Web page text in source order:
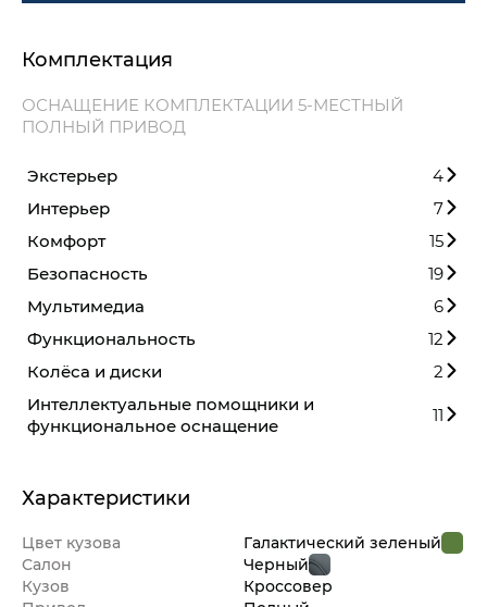
Комплектация
ОСНАЩЕНИЕ КОМПЛЕКТАЦИИ 5-МЕСТНЫЙ
ПОЛНЫЙ ПРИВОД
Экстерьер
4
Интерьер
7
Комфорт
15
Безопасность
19
Мультимедиа
6
Функциональность
12
Колёса и диски
2
Интеллектуальные помощники и
функциональное оснащение
11
Характеристики
Цвет кузова
Галактический зеленый
Салон
Черный
Кузов
Кроссовер